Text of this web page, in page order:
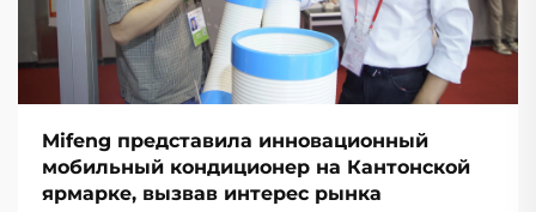
Mifeng представила инновационный
мобильный кондиционер на Кантонской
ярмарке, вызвав интерес рынка